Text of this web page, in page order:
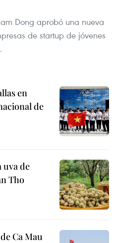
Dong aprobó una nueva
de startup de jóvenes
en
de
uva de
Tho
Ca Mau